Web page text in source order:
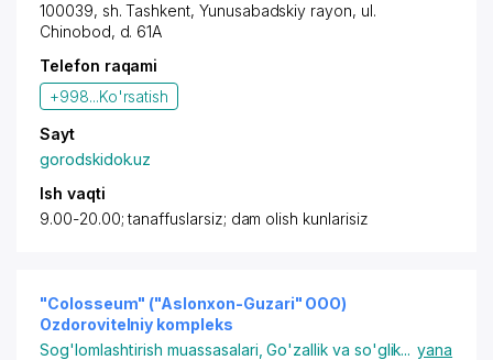
100039, sh. Tashkent, Yunusabadskiy rayon, ul.
Chinobod, d. 61A
Telefon raqami
+998...Ko'rsatish
Sayt
gorodskidok.uz
Ish vaqti
9.00-20.00; tanaffuslarsiz; dam olish kunlarisiz
"Colosseum" ("Aslonxon-Guzari" OOO)
Ozdorovitelniy kompleks
Sog'lomlashtirish muassasalari ,Go'zallik va so'glik... yana